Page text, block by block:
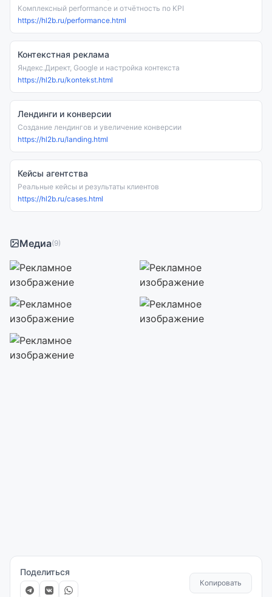
Комплексный performance и отчётность по KPI
https://hl2b.ru/performance.html
Контекстная реклама
Яндекс.Директ, Google и настройка контекста
https://hl2b.ru/kontekst.html
Лендинги и конверсии
Создание лендингов и увеличение конверсии
https://hl2b.ru/landing.html
Кейсы агентства
Реальные кейсы и результаты клиентов
https://hl2b.ru/cases.html
Медиа(9)
Поделиться
Копировать